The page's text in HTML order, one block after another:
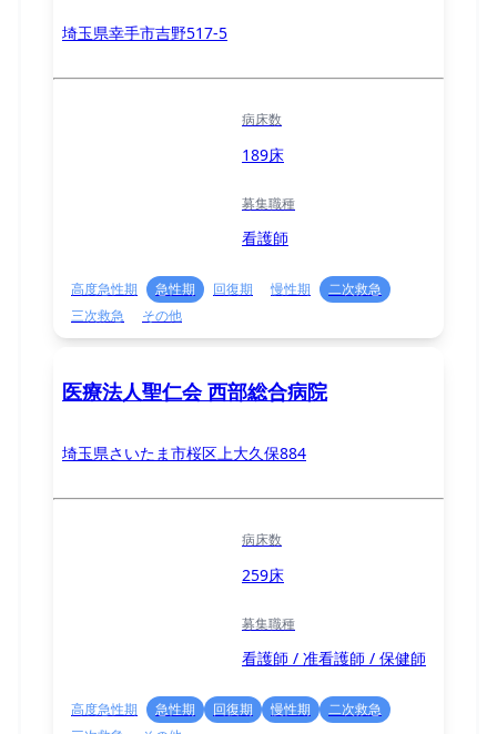
埼玉県幸手市吉野517-5
病床数
189床
募集職種
看護師
高度急性期 急性期 回復期 慢性期
二次救急
三次救急
その他
医療法人聖仁会 西部総合病院
埼玉県さいたま市桜区上大久保884
病床数
259床
募集職種
看護師 / 准看護師 / 保健師
高度急性期 急性期 回復期 慢性期
二次救急